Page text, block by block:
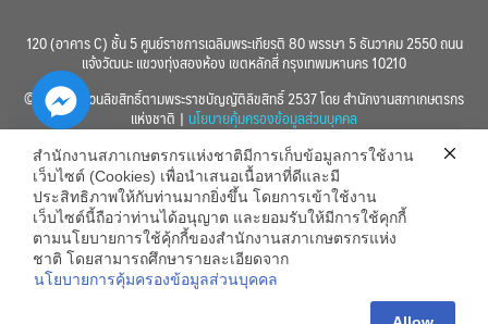
120 (อาคาร C) ชั้น 5 ศูนย์ราชการเฉลิมพระเกียรติ 80 พรรษา 5 ธันวาคม 2550 ถนน
แจ้งวัฒนะ แขวงทุ่งสองห้อง เขตหลักสี่ กรุงเทพมหานคร 10210
© 2560 สงวนลิขสิทธิ์ตามพระราชบัญญัติลิขสิทธิ์ 2537 โดย สำนักงานสภาเกษตรกร
แห่งชาติ | นโยบายคุ้มครองข้อมูลส่วนบุคคล
สำนักงานสภาเกษตรกรแห่งชาติมีการเก็บข้อมูลการใช้งาน
เว็บไซต์ (Cookies) เพื่อนำเสนอเนื้อหาที่ดีและมี
ประสิทธิภาพให้กับท่านมากยิ่งขึ้น โดยการเข้าใช้งาน
เว็บไซต์นี้ถือว่าท่านได้อนุญาต และยอมรับให้มีการใช้คุกกี้
ตามนโยบายการใช้คุ้กกี้ของสำนักงานสภาเกษตรกรแห่ง
ชาติ โดยสามารถศึกษารายละเอียดจาก
นโยบายการคุ้มครองข้อมูลส่วนบุคคล
Hide
chaty